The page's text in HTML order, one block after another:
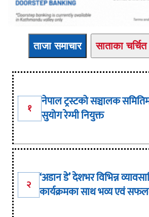
ताजा समाचार साताका चर्चित
१
नेपाल ट्रस्टको सञ्चालक
सुयोग रेग्मी नियुक्त
२ ‘अडान डे’ देशभर विभिन्न
कार्यक्रमका साथ भव्य एवं